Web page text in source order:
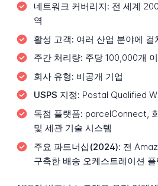
네트워크 커버리지: 전 세계
역
활성 고객: 여러 산업 분야에 걸
주간 처리량: 주당 100,000개
회사 유형: 비공개 기업
USPS 지정: Postal Qualified
독점 플랫폼: parcelConnect,
및 세관 기술 시스템
주요 파트너십(2024): 전
구축한 배송 오케스트레이션